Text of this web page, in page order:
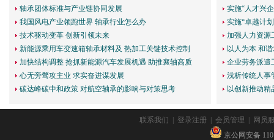
轴承团体标准与产业链协同发展
我国风电产业领跑世界 轴承行业怎么办
技术驱动变革 创新引领未来
新能源乘用车变速箱轴承材料及 热加工关键技术控制
加快结构调整 抢抓新能源汽车发展机遇 助推襄轴高质
心无旁骛攻主业 求实奋进谋发展
碳达峰碳中和政策 对航空轴承的影响与对策思考
实施“人才兴
实施“卓越计
加强人力资
以人为本 和
企业劳务派遣
浅析传统人事
以创新推动精
联系我们 登录注册 会员管理
网员
京公网安备